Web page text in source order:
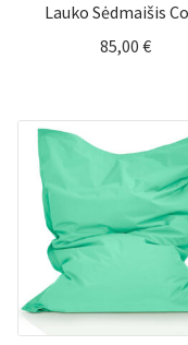
Lauko Sėdmaišis
85,00 €